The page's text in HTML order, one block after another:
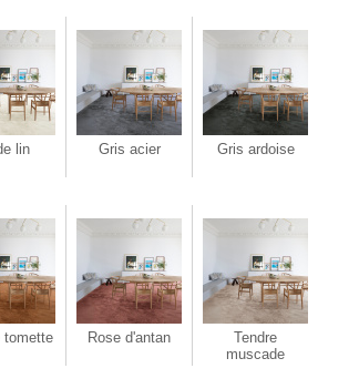
lin Gris acier Gris ardoise
tomette Rose d'antan
Tendre
muscade